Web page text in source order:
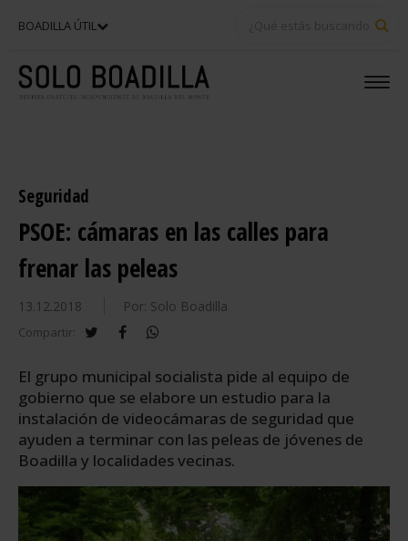
BOADILLA ÚTIL
Seguridad
PSOE: cámaras en las calles para
frenar las peleas
13.12.2018 Por: Solo Boadilla
Compartir: twitterfacebook
El grupo municipal socialista pide al equipo de
gobierno que se elabore un estudio para la
instalación de videocámaras de seguridad que
ayuden a terminar con las peleas de jóvenes de
Boadilla y localidades vecinas.